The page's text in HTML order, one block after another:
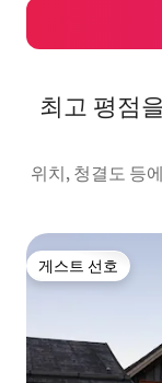
최고 평점
위치, 청결도 등
게스트 선호
게스트 선호